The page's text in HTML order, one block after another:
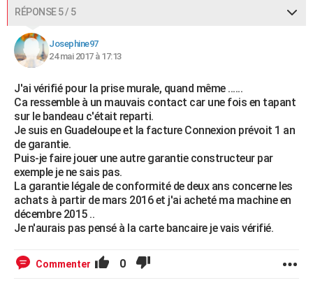
RÉPONSE 5 / 5
Josephine97
24 mai 2017 à 17:13
J'ai vérifié pour la prise murale, quand même ......
Ca ressemble à un mauvais contact car une fois en tapant
sur le bandeau c'était reparti.
Je suis en Guadeloupe et la facture Connexion prévoit 1 an
de garantie.
Puis-je faire jouer une autre garantie constructeur par
exemple je ne sais pas.
La garantie légale de conformité de deux ans concerne les
achats à partir de mars 2016 et j'ai acheté ma machine en
décembre 2015 ..
Je n'aurais pas pensé à la carte bancaire je vais vérifié.
Commenter 0